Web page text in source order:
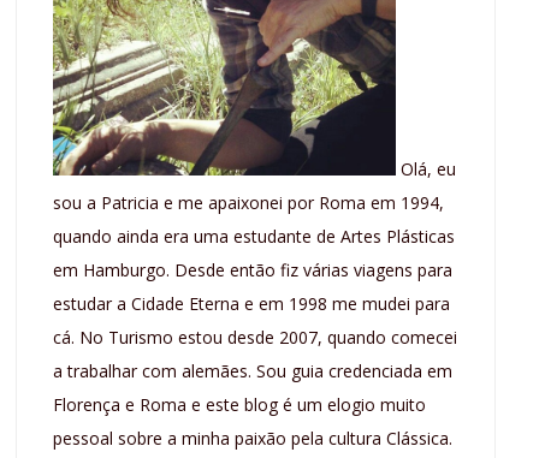
Olá, eu
sou a Patricia e me apaixonei por Roma em 1994,
quando ainda era uma estudante de Artes Plásticas
em Hamburgo. Desde então fiz várias viagens para
estudar a Cidade Eterna e em 1998 me mudei para
cá. No Turismo estou desde 2007, quando comecei
a trabalhar com alemães. Sou guia credenciada em
Florença e Roma e este blog é um elogio muito
pessoal sobre a minha paixão pela cultura Clássica.